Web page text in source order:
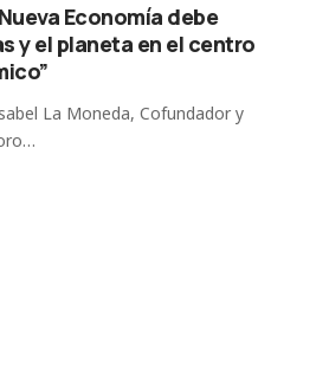
Economía debe
y el planeta en el centro
La Moneda, Cofundador y